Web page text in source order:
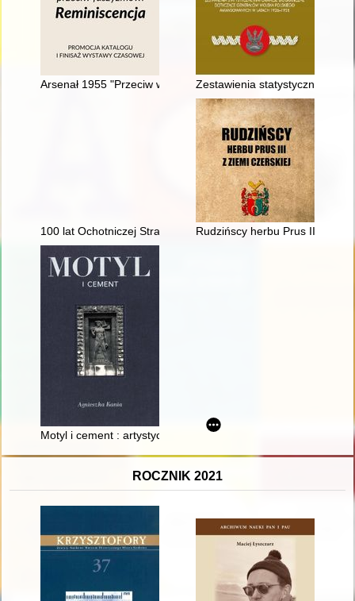
Arsenał 1955 "Przeciw wojnie - przeciw faszyzmowi" :
Zestawienia statystyczne i
100 lat Ochotniczej Straży Pożarnej w Kożuchowie (1925-
Rudzińscy herbu Prus III z
Motyl i cement : artystyczne niespodzianki opolskich ulic
ROCZNIK 2021